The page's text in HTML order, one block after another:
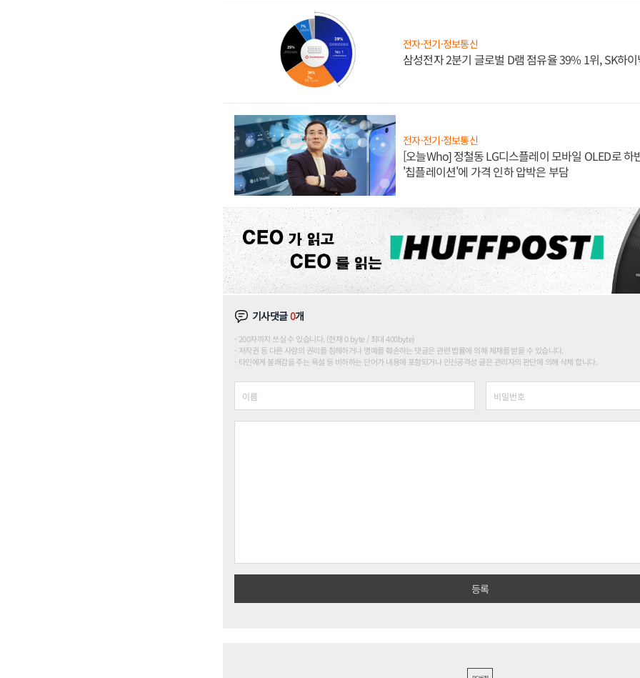
전자·전기·정보통신
삼성전자 2분기 글로벌 D램 점유율 39% 1위, SK하
전자·전기·정보통신
[오늘Who] 정철동 LG디스플레이 모바일 OLED로 하
'칩플레이션'에 가격 인하 압박은 부담
기사댓글0개
200자까지 쓰실 수 있습니다. (현재 0 byte / 최대 400byte)
저작권 등 다른 사람의 권리를 침해하거나 명예를 훼손하는 댓글은 관련 법률에 의해 제재를 받을 수 있습니다.
타인에게 불쾌감을 주는 욕설 등 비하하는 단어가 내용에 포함되거나 인신공격성 글은 관리자의 판단에 의해 삭제 합니다.